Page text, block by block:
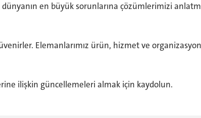
en büyük sorunlarına çözümlerimizi
Elemanlarımız ürün, hizmet ve
ilişkin güncellemeleri almak için kaydolun.